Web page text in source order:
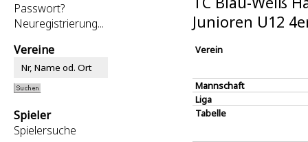
Passwort?
Neuregistrierung...
Vereine
Spieler
Spielersuche
Junioren U12
Verein
Mannschaft
Liga
Tabelle